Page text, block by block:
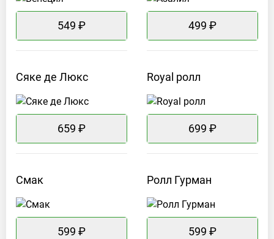
549 ₽ 499 ₽
Сяке де Люкс
659 ₽
Royal ролл
699 ₽
Смак
599 ₽
Ролл Гурман
599 ₽